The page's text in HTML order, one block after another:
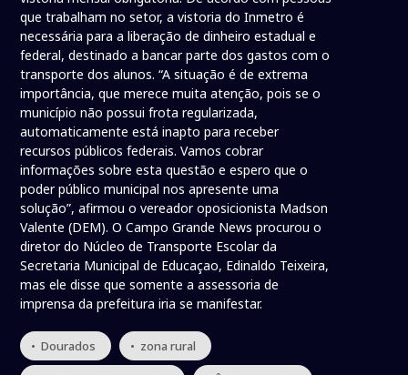
que trabalham no setor, a vistoria do Inmetro é
necessária para a liberação de dinheiro estadual e
federal, destinado a bancar parte dos gastos com o
transporte dos alunos. “A situação é de extrema
importância, que merece muita atenção, pois se o
município não possui frota regularizada,
automaticamente está inapto para receber
recursos públicos federais. Vamos cobrar
informações sobre esta questão e espero que o
poder público municipal nos apresente uma
solução”, afirmou o vereador oposicionista Madson
Valente (DEM). O Campo Grande News procurou o
diretor do Núcleo de Transporte Escolar da
Secretaria Municipal de Educaçao, Edinaldo Teixeira,
mas ele disse que somente a assessoria de
imprensa da prefeitura iria se manifestar.
• Dourados • zona rural